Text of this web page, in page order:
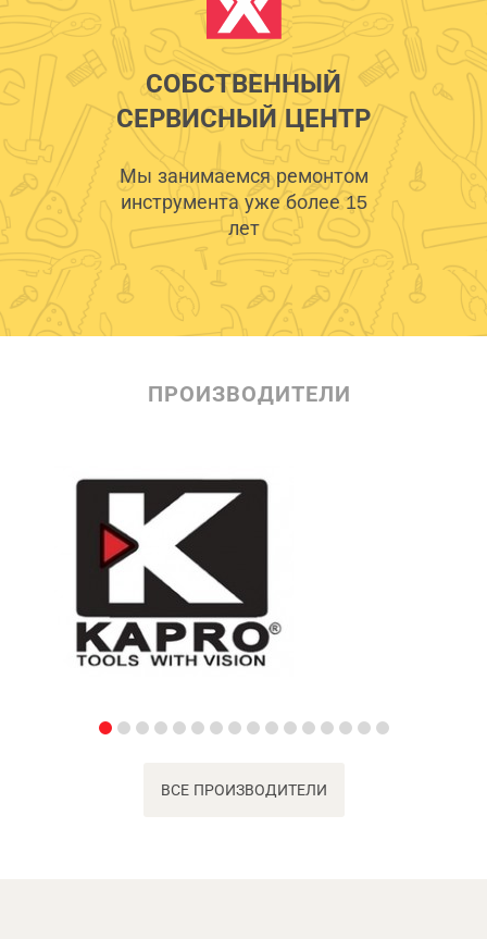
СОБСТВЕННЫЙ
СЕРВИСНЫЙ ЦЕНТР
Мы занимаемся ремонтом
инструмента уже более 15
лет
ПРОИЗВОДИТЕЛИ
ВСЕ ПРОИЗВОДИТЕЛИ